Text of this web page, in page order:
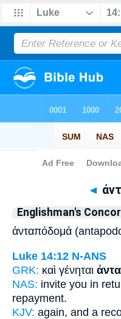
Bible>
◄
Englishman's
ἀνταπόδομά
Luke 14:12 N-ANS
GRK: καὶ γένηται
NAS: invite you in
repayment.
KJV: again, and a